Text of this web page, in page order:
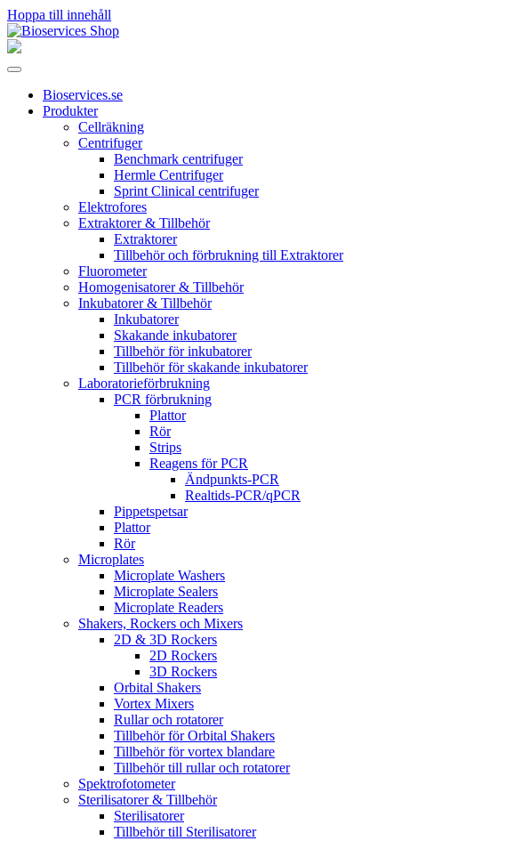
Hoppa till innehåll
Huvudnavigering
Bioservices.se
Produkter
Cellräkning
Centrifuger
Benchmark centrifuger
Hermle Centrifuger
Sprint Clinical centrifuger
Elektrofores
Extraktorer & Tillbehör
Extraktorer
Tillbehör och förbrukning till Extraktorer
Fluorometer
Homogenisatorer & Tillbehör
Inkubatorer & Tillbehör
Inkubatorer
Skakande inkubatorer
Tillbehör för inkubatorer
Tillbehör för skakande inkubatorer
Laboratorieförbrukning
PCR förbrukning
Plattor
Rör
Strips
Reagens för PCR
Ändpunkts-PCR
Realtids-PCR/qPCR
Pippetspetsar
Plattor
Rör
Microplates
Microplate Washers
Microplate Sealers
Microplate Readers
Shakers, Rockers och Mixers
2D & 3D Rockers
2D Rockers
3D Rockers
Orbital Shakers
Vortex Mixers
Rullar och rotatorer
Tillbehör för Orbital Shakers
Tillbehör för vortex blandare
Tillbehör till rullar och rotatorer
Spektrofotometer
Sterilisatorer & Tillbehör
Sterilisatorer
Tillbehör till Sterilisatorer